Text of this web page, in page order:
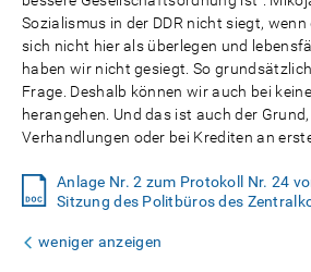
Sozialismus in der DDR nicht siegt,
sich nicht hier als überlegen und
haben wir nicht gesiegt. So
Frage. Deshalb können wir auch bei
herangehen. Und das ist auch der Grund,
Verhandlungen oder bei Krediten an
Anlage Nr. 2 zum Protokoll Nr. 24
Sitzung des Politbüros des
weniger anzeigen